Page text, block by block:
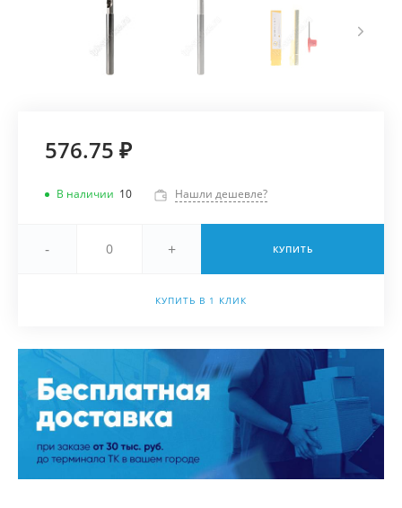
576.75 ₽
В наличии 10 Нашли дешевле?
- + КУПИТЬ
КУПИТЬ В 1 КЛИК